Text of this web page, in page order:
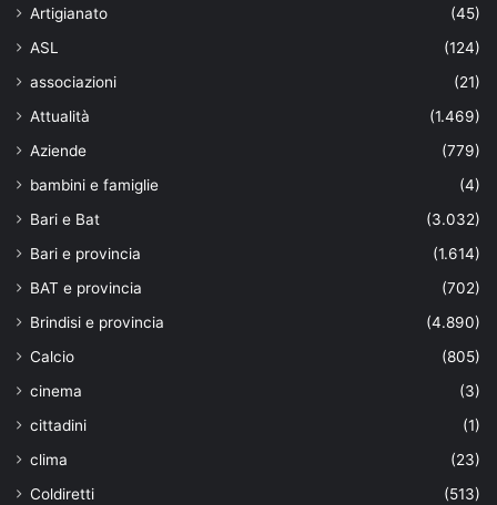
Artigianato
(45)
ASL
(124)
associazioni
(21)
Attualità
(1.469)
Aziende
(779)
bambini e famiglie
(4)
Bari e Bat
(3.032)
Bari e provincia
(1.614)
BAT e provincia
(702)
Brindisi e provincia
(4.890)
Calcio
(805)
cinema
(3)
cittadini
(1)
clima
(23)
Coldiretti
(513)